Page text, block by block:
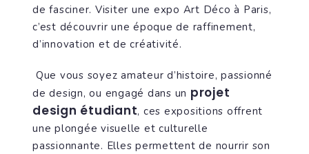
de fasciner. Visiter une expo Art Déco à Paris,
c’est découvrir une époque de raffinement,
d’innovation et de créativité.
Que vous soyez amateur d’histoire, passionné
de design, ou engagé dans un projet
design étudiant, ces expositions offrent
une plongée visuelle et culturelle
passionnante. Elles permettent de nourrir son